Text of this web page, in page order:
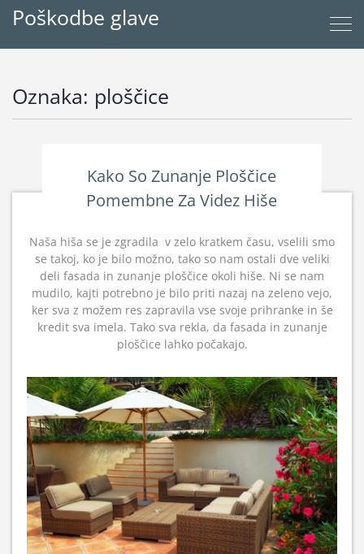
Poškodbe glave
Oznaka: ploščice
Kako So Zunanje Ploščice
Pomembne Za Videz Hiše
Naša hiša se je zgradila v zelo kratkem času, vselili smo
se takoj, ko je bilo možno, tako so nam ostali dve veliki
deli fasada in zunanje ploščice okoli hiše. Ni se nam
mudilo, kajti potrebno je bilo priti nazaj na zeleno vejo,
ker sva z možem res zapravila vse svoje prihranke in še
kredit sva imela. Tako sva rekla, da fasada in zunanje
ploščice lahko počakajo.